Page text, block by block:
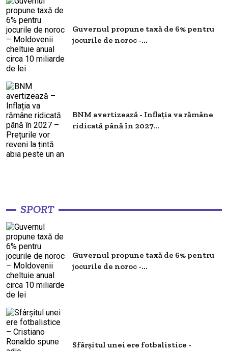
Guvernul propune taxă de 6% pentru
jocurile de noroc -...
BNM avertizează - Inflația va rămâne
ridicată până în 2027...
SPORT
Guvernul propune taxă de 6% pentru
jocurile de noroc -...
Sfârșitul unei ere fotbalistice -